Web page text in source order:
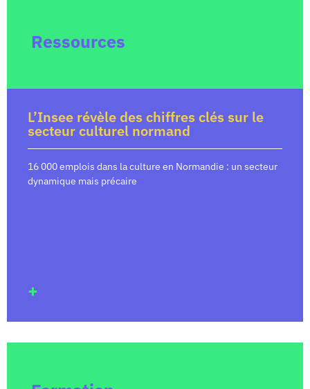
Ressources
L’Insee révèle des chiffres clés sur le
secteur culturel normand
16 000 emplois dans la culture en Normandie : un secteur
dynamique mais précaire
+